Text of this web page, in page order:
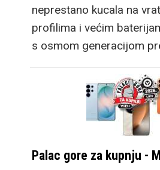
neprestano kucala na
profilima i većim
s osmom generacijom
Palac gore za kupnju -